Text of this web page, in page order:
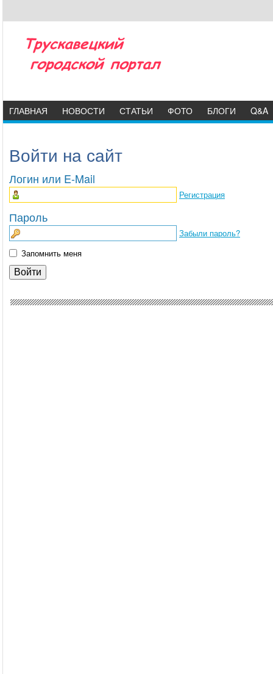
ГЛАВНАЯ НОВОСТИ СТАТЬИ ФОТО БЛОГИ Q&A
Войти на сайт
Логин или E-Mail
Регистрация
Пароль
Забыли пароль?
Запомнить меня